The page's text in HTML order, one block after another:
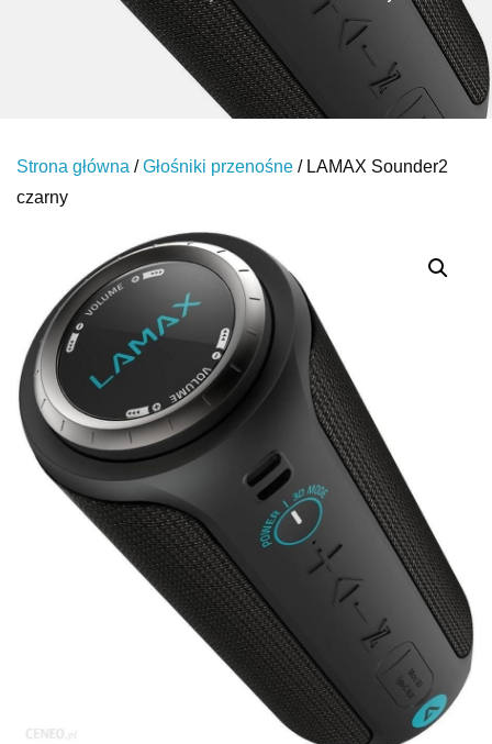
Strona główna /Głośniki przenośne / LAMAX Sounder2
czarny